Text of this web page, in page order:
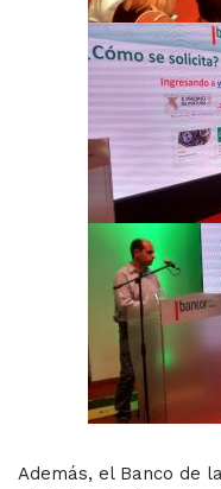
Además, el Banco de